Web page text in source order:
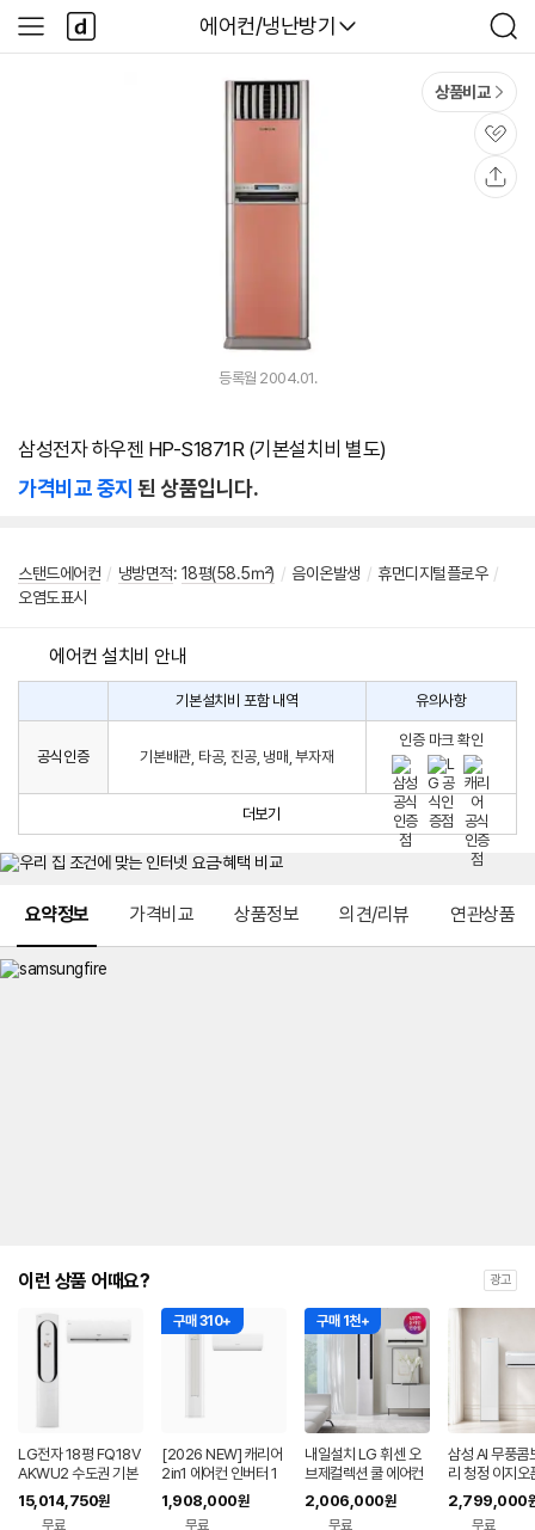
다나와
에어컨/냉난방기
검
색
사
이
다
나
와
상품비교
관
심
등록월 2004.01.
삼성전자 하우젠 HP-S1871R (기본설치비 별도)
가격비교 중지 된 상품입니다.
스탠드에어컨 / 냉방면적: 18평(58.5㎡) / 음이온발생 / 휴먼디지털플로우 /
오염도표시
에어컨 설치비 안내
구
시
생
는
치
비
컨
설
기본설치비 포함 내역 유의사항
공식인증 기본배관, 타공, 진공, 냉매, 부자재
인증 마크 확인
더보기
요약정보 가격비교 상품정보 의견/리뷰 연관상품
이런 상품 어때요? 광고
LG전자 18평 FQ18V
AKWU2 수도권 기본
설치 포함 투인원 에어
컨
15,014,750원
무료
구매 310+
[2026 NEW] 캐리어
2in1 에어컨 인버터 1
등급 멀티형 wifi 17평
+6평 투인원 전국 설
1,908,000원
무료
구매 1천+
내일설치 LG 휘센 오
브제컬렉션 쿨 에어컨
2in1 FQ17FC1EC2
기본설치포함
2,006,000원
무료
삼성 AI 무풍콤
리 청정 이지오
형 에어컨
22WRS 기본
2,799,000
무료